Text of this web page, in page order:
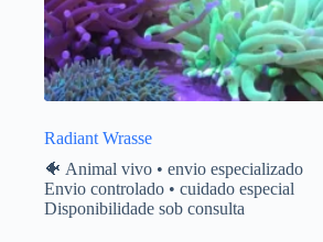
Radiant Wrasse
🐠 Animal vivo • envio especializado
Envio controlado • cuidado especial
Disponibilidade sob consulta